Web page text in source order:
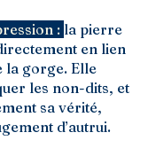
: la pierre
en lien
la gorge. Elle
les non-dits, et
sa vérité,
d’autrui.